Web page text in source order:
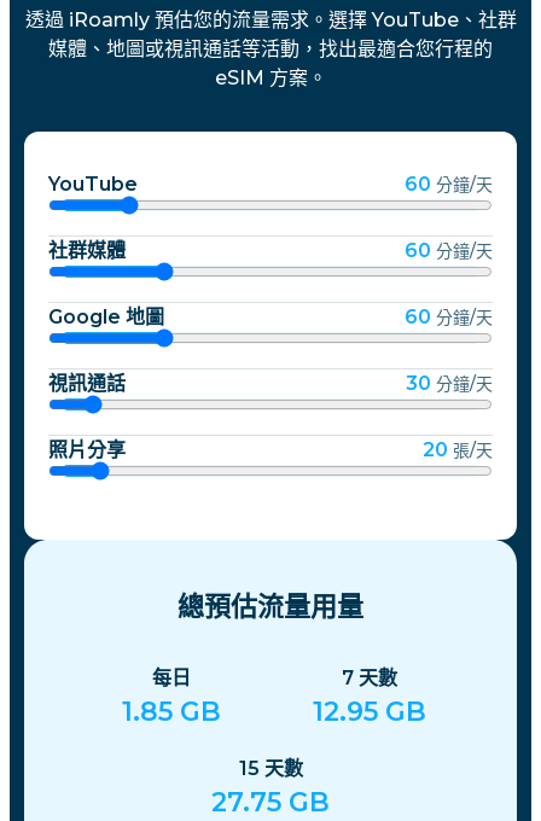
透過 iRoamly 預估您的流量需求。選擇 YouTube、社群
媒體、地圖或視訊通話等活動，找出最適合您行程的
eSIM 方案。
YouTube 60 分鐘/天
社群媒體 60 分鐘/天
Google 地圖 60 分鐘/天
視訊通話 30 分鐘/天
照片分享 20 張/天
總預估流量用量
每日
1.85 GB
7 天數
12.95 GB
15 天數
27.75 GB